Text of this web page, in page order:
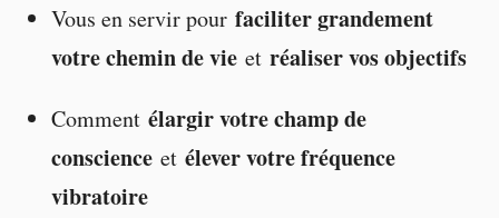
Vous en servir pourfaciliter grandement
votre chemin de vie etréaliser vos objectifs
Commentélargir votre champ de
conscience etélever votre fréquence
vibratoire